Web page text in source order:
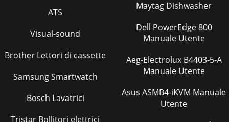
ATS
Visual-sound
Brother Lettori di cassette
Samsung Smartwatch
Bosch Lavatrici
Tristar Bollitori elettrici
Maytag Dishwasher
Dell PowerEdge 800
Manuale Utente
Aeg-Electrolux B4403-5-A
Manuale Utente
Asus ASMB4-iKVM Manuale
Utente